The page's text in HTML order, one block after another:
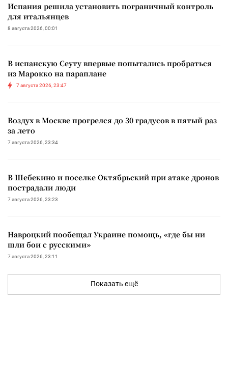
Испания решила установить пограничный контроль
для итальянцев
8 августа 2026, 00:01
В испанскую Сеуту впервые попытались пробраться
из Марокко на параплане
7 августа 2026, 23:47
Воздух в Москве прогрелся до 30 градусов в пятый раз
за лето
7 августа 2026, 23:34
В Шебекино и поселке Октябрьский при атаке дронов
пострадали люди
7 августа 2026, 23:23
Навроцкий пообещал Украине помощь, «где бы ни
шли бои с русскими»
7 августа 2026, 23:11
Показать ещё